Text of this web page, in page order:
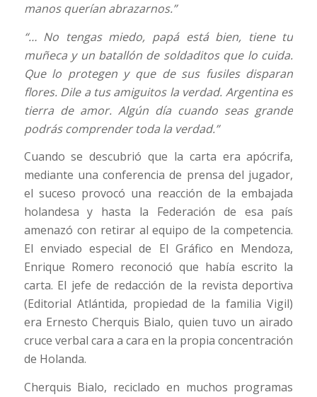
manos querían abrazarnos.”
“… No tengas miedo, papá está bien, tiene tu
muñeca y un batallón de soldaditos que lo cuida.
Que lo protegen y que de sus fusiles disparan
flores. Dile a tus amiguitos la verdad. Argentina es
tierra de amor. Algún día cuando seas grande
podrás comprender toda la verdad.”
Cuando se descubrió que la carta era apócrifa,
mediante una conferencia de prensa del jugador,
el suceso provocó una reacción de la embajada
holandesa y hasta la Federación de esa país
amenazó con retirar al equipo de la competencia.
El enviado especial de El Gráfico en Mendoza,
Enrique Romero reconoció que había escrito la
carta. El jefe de redacción de la revista deportiva
(Editorial Atlántida, propiedad de la familia Vigil)
era Ernesto Cherquis Bialo, quien tuvo un airado
cruce verbal cara a cara en la propia concentración
de Holanda.
Cherquis Bialo, reciclado en muchos programas